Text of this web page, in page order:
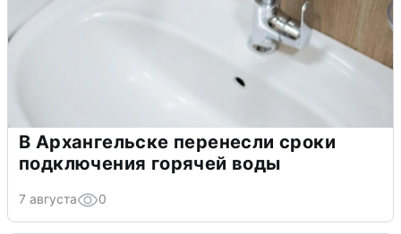
В Архангельске перенесли сроки
подключения горячей воды
7 августа 0